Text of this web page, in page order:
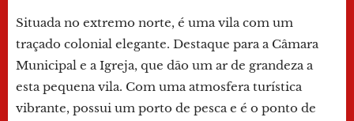
Situada no extremo norte, é uma vila com um
traçado colonial elegante. Destaque para a Câmara
Municipal e a Igreja, que dão um ar de grandeza a
esta pequena vila. Com uma atmosfera turística
vibrante, possui um porto de pesca e é o ponto de